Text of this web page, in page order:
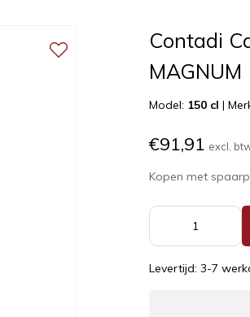
Contadi
MAGNUM
Model: 150 cl |
€91,91 excl.
Kopen met
Levertijd: 3-7